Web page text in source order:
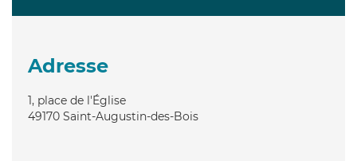
Adresse
1, place de l'Église
49170 Saint-Augustin-des-Bois